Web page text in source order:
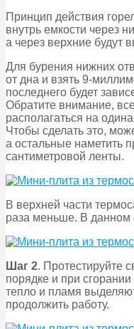
Принцип действия
внутрь емкости через
а через верхние будут
Для бурения нижних
от дна и взять 9-
последнего будет
Обратите внимание,
располагаться на
Чтобы сделать это,
а остальные наметить
сантиметровой ленты.
В верхней части
раза меньше. В данном
Шаг 2. Протестируйте
порядке и при
тепло и пламя
продолжить работу.